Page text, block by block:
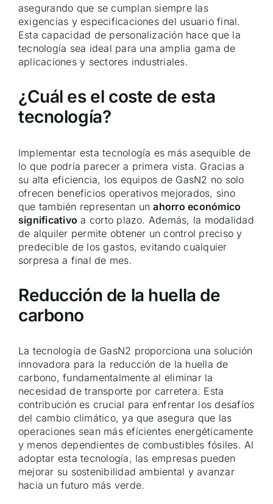
asegurando que se cumplan siempre las
exigencias y especificaciones del usuario final.
Esta capacidad de personalización hace que la
tecnología sea ideal para una amplia gama de
aplicaciones y sectores industriales.
¿Cuál es el coste de esta
tecnología?
Implementar esta tecnología es más asequible de
lo que podría parecer a primera vista. Gracias a
su alta eficiencia, los equipos de GasN2 no solo
ofrecen beneficios operativos mejorados, sino
que también representan unahorro económico
significativo a corto plazo. Además, la modalidad
de alquiler permite obtener un control preciso y
predecible de los gastos, evitando cualquier
sorpresa a final de mes.
Reducción de la huella de
carbono
La tecnología de GasN2 proporciona una solución
innovadora para la reducción de la huella de
carbono, fundamentalmente al eliminar la
necesidad de transporte por carretera. Esta
contribución es crucial para enfrentar los desafíos
del cambio climático, ya que asegura que las
operaciones sean más eficientes energéticamente
y menos dependientes de combustibles fósiles. Al
adoptar esta tecnología, las empresas pueden
mejorar su sostenibilidad ambiental y avanzar
hacia un futuro más verde.